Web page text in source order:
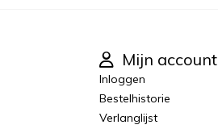
Mijn account
Inloggen
Bestelhistorie
Verlanglijst